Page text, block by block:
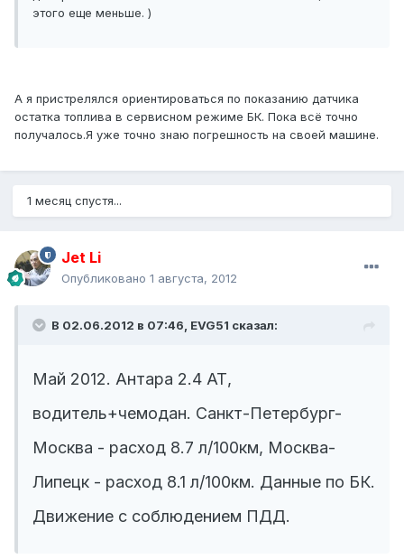
этого еще меньше. )
А я пристрелялся ориентироваться по показанию датчика
остатка топлива в сервисном режиме БК. Пока всё точно
получалось.Я уже точно знаю погрешность на своей машине.
1 месяц спустя...
Jet Li
Опубликовано 1 августа, 2012
В 02.06.2012 в 07:46, EVG51 сказал:
Май 2012. Антара 2.4 АТ,
водитель+чемодан. Санкт-Петербург-
Москва - расход 8.7 л/100км, Москва-
Липецк - расход 8.1 л/100км. Данные по БК.
Движение с соблюдением ПДД.